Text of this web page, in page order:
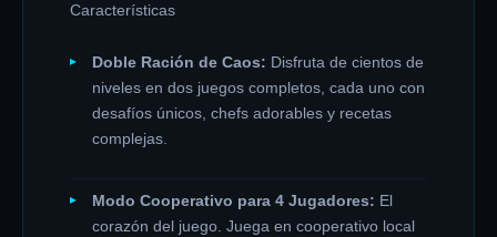
Características
Doble Ración de Caos: Disfruta de cientos de
niveles en dos juegos completos, cada uno con
desafíos únicos, chefs adorables y recetas
complejas.
Modo Cooperativo para 4 Jugadores: El
corazón del juego. Juega en cooperativo local